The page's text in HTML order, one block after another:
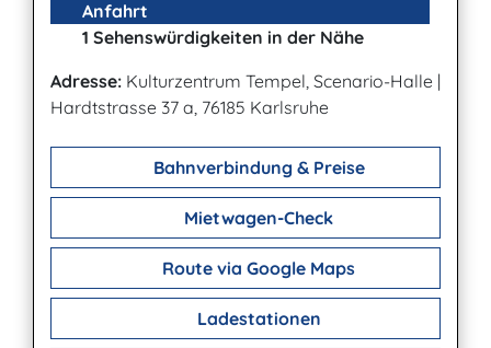
Anfahrt
1 Sehenswürdigkeiten in der Nähe
Adresse: Kulturzentrum Tempel, Scenario-Halle |
Hardtstrasse 37 a, 76185 Karlsruhe
Bahnverbindung & Preise
Mietwagen-Check
Route via Google Maps
Ladestationen